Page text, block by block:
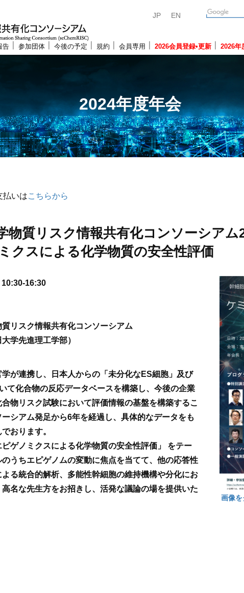
JP EN
告 参加団体 今後の予定 規約 会員専用 2026会員登録•更新 2026年
2024年度年会
払いはこちらから
物質リスク情報共有化コンソーシアム
クスによる化学物質の安全性評価
10:30-16:30
質リスク情報共有化コンソーシアム
学先進理工学部）
が連携し、日本人からの「未分化なES細胞」及び
て化合物の反応データベースを構築し、今後の企業
物リスク試験において評価情報の基盤を構築するこ
シアム発足から6年を経過し、具体的なデータをも
おります。
ゲノミクスによる化学物質の安全性評価」 をテー
うちエピゲノムの変動に焦点を当てて、他の応答性
る統合的解析、多能性幹細胞の維持機構や分化にお
名な先生方をお招きし、活発な議論の場を提供いた
画像